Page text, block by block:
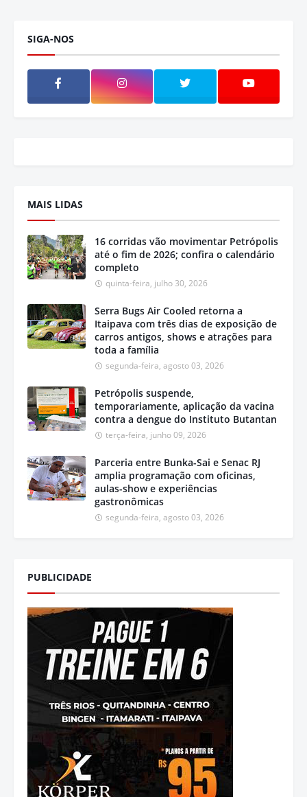
SIGA-NOS
MAIS LIDAS
16 corridas vão movimentar Petrópolis
até o fim de 2026; confira o calendário
completo
quinta-feira, julho 30, 2026
Serra Bugs Air Cooled retorna a
Itaipava com três dias de exposição de
carros antigos, shows e atrações para
toda a família
segunda-feira, agosto 03, 2026
Petrópolis suspende,
temporariamente, aplicação da vacina
contra a dengue do Instituto Butantan
terça-feira, junho 09, 2026
Parceria entre Bunka-Sai e Senac RJ
amplia programação com oficinas,
aulas-show e experiências
gastronômicas
segunda-feira, agosto 03, 2026
PUBLICIDADE